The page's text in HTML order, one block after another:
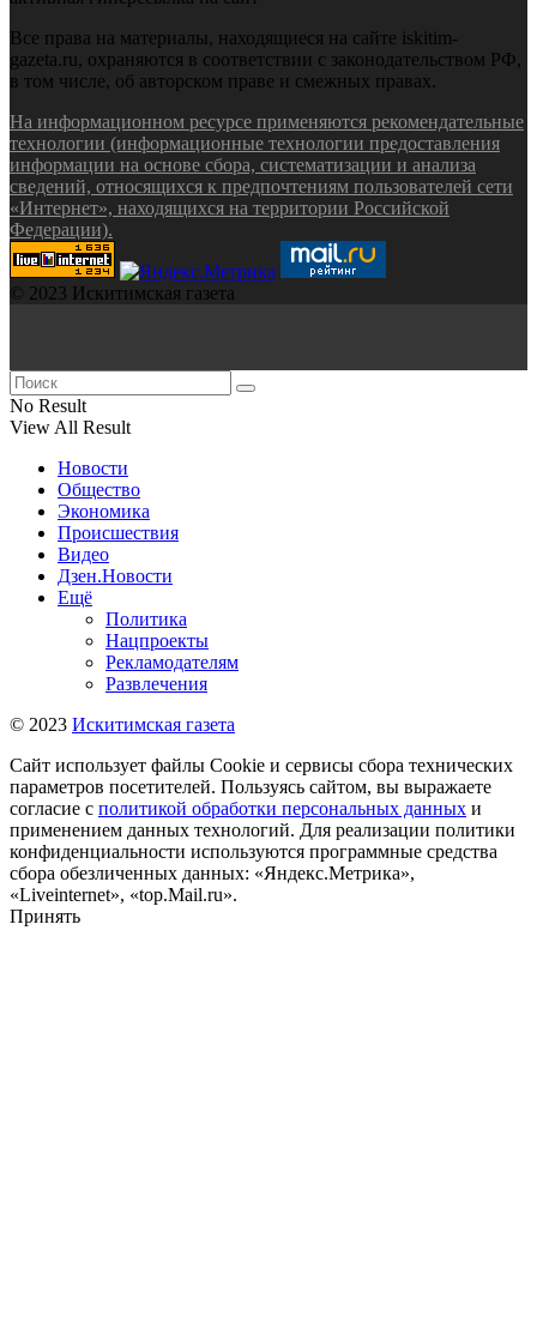
Все права на материалы, находящиеся на сайте iskitim-
gazeta.ru, охраняются в соответствии с законодательством РФ,
в том числе, об авторском праве и смежных правах.
На информационном ресурсе применяются рекомендательные
технологии (информационные технологии предоставления
информации на основе сбора, систематизации и анализа
сведений, относящихся к предпочтениям пользователей сети
«Интернет», находящихся на территории Российской
Федерации).
© 2023 Искитимская газета
No Result
View All Result
Новости
Общество
Экономика
Происшествия
Видео
Дзен.Новости
Ещё
Политика
Нацпроекты
Рекламодателям
Развлечения
© 2023 Искитимская газета
Сайт использует файлы Cookie и сервисы сбора технических
параметров посетителей. Пользуясь сайтом, вы выражаете
согласие с политикой обработки персональных данных и
применением данных технологий. Для реализации политики
конфиденциальности используются программные средства
сбора обезличенных данных: «Яндекс.Метрика»,
«Liveinternet», «top.Mail.ru».
Принять